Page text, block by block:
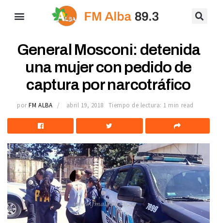
General Mosconi: detenida
una mujer con pedido de
captura por narcotráfico
por FM ALBA abril 19, 2018 Tiempo de lectura: 1 min read